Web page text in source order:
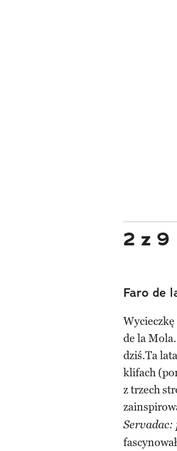
2 z 9
Faro de
de la
dziś.Ta
klifach
z trzech
Servadac: